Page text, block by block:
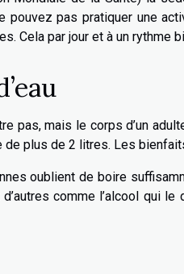
pouvez pas pratiquer une
Cela par jour et à un rythme
pas, mais le corps d’un
de plus de 2 litres. Les
oublient de boire
comme l’alcool qui